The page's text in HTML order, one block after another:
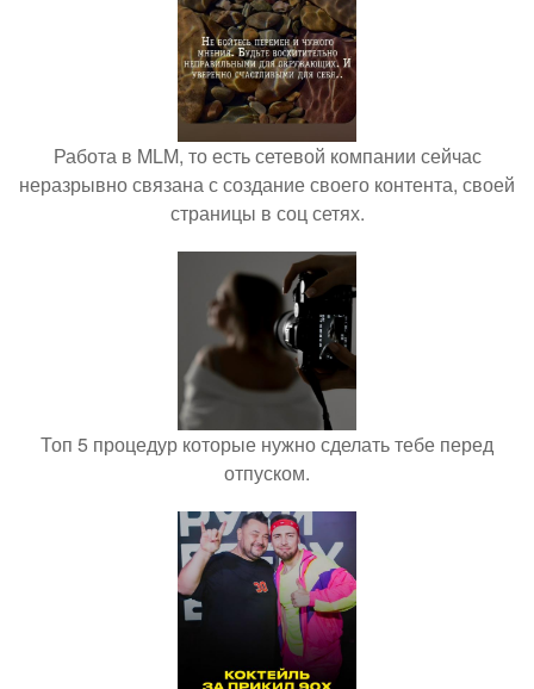
Работа в MLM, то есть сетевой компании сейчас
неразрывно связана с создание своего контента, своей
страницы в соц сетях.
Топ 5 процедур которые нужно сделать тебе перед
отпуском.